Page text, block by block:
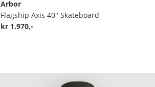
Arbor
Flagship Axis 40" Skateboard
kr 1.970,-